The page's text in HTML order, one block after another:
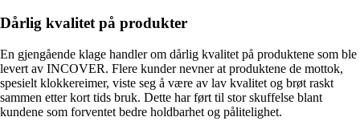
Dårlig kvalitet på produkter
En gjengående klage handler om dårlig kvalitet på produktene som ble
levert av INCOVER. Flere kunder nevner at produktene de mottok,
spesielt klokkereimer, viste seg å være av lav kvalitet og brøt raskt
sammen etter kort tids bruk. Dette har ført til stor skuffelse blant
kundene som forventet bedre holdbarhet og pålitelighet.